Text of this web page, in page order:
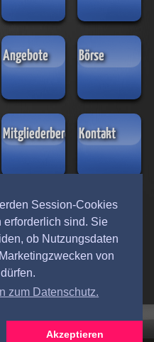
Session-Cookies
erforderlich sind. Sie
ob Nutzungsdaten
von
zum Datenschutz.
Akzeptieren
Angebote Börse
MitgliederbereichKontakt
Lexikon der
Hersteller
selbstspielender
Musikinstrumente
aus Leipzig